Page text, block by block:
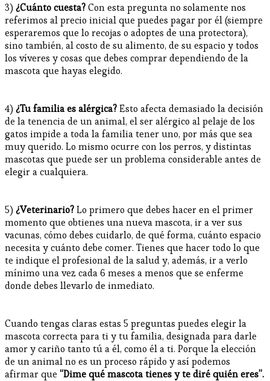
3) ¿Cuánto cuesta?Con esta pregunta no solamente nos
referimos al precio inicial que puedes pagar por él (siempre
esperaremos que lo recojas o adoptes de una protectora),
sino también, al costo de su alimento, de su espacio y todos
los víveres y cosas que debes comprar dependiendo de la
mascota que hayas elegido.
4) ¿Tu familia es alérgica?Esto afecta demasiado la decisión
de la tenencia de un animal, el ser alérgico al pelaje de los
gatos impide a toda la familia tener uno, por más que sea
muy querido. Lo mismo ocurre con los perros, y distintas
mascotas que puede ser un problema considerable antes de
elegir a cualquiera.
5) ¿Veterinario?Lo primero que debes hacer en el primer
momento que obtienes una nueva mascota, ir a ver sus
vacunas, cómo debes cuidarlo, de qué forma, cuánto espacio
necesita y cuánto debe comer. Tienes que hacer todo lo que
te indique el profesional de la salud y, además, ir a verlo
mínimo una vez cada 6 meses a menos que se enferme
donde debes llevarlo de inmediato.
Cuando tengas claras estas 5 preguntas puedes elegir la
mascota correcta para ti y tu familia, designada para darle
amor y cariño tanto tú a él, como él a ti. Porque la elección
de un animal no es un proceso rápido y así podemos
afirmar que “Dime qué mascota tienes y te diré quién eres”.